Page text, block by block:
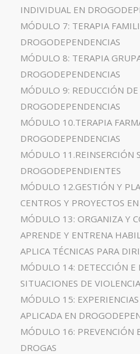
INDIVIDUAL EN
MÓDULO 7: TERAPIA
DROGODEPENDENCIAS
MÓDULO 8: TERAPIA
DROGODEPENDENCIAS
MÓDULO 9: REDUCCIÓN
DROGODEPENDENCIAS
MÓDULO 10.TERAPIA
DROGODEPENDENCIAS
MÓDULO 11.REINSERCIÓN
DROGODEPENDIENTES
MÓDULO 12.GESTIÓN Y
CENTROS Y PROYECTOS
MÓDULO 13: ORGANIZA Y
APRENDE Y ENTRENA
APLICA TÉCNICAS PARA
MÓDULO 14: DETECCIÓN E
SITUACIONES DE
MÓDULO 15:
APLICADA EN
MÓDULO 16: PREVENCIÓN
DROGAS